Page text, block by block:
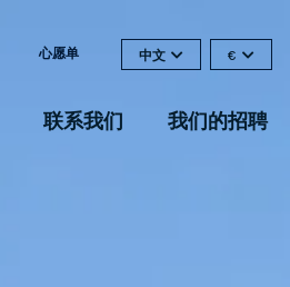
心愿单 中文 €
联系我们 我们的招聘